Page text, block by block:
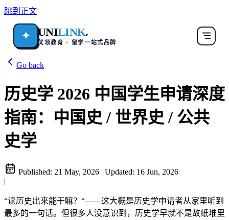
跳到正文
✦ UNILINK.
优领教育 · 留学一站式品牌
Go back
历史学 2026 中国学生申请深度
指南：中国史 / 世界史 / 公共
史学
Published: 21 May, 2026 | Updated: 16 Jun, 2026
|
“读历史出来能干嘛？“——这大概是历史学申请者从家里听到
最多的一句话。但很多人没意识到，历史学早就不是故纸堆里